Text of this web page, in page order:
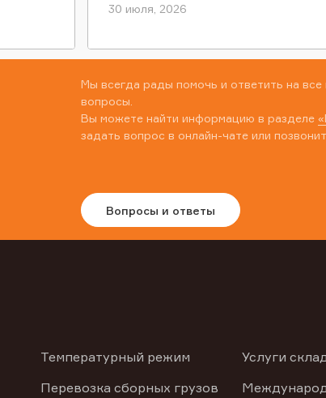
30 июля, 2026
Мы всегда рады помочь и ответить на
вопросы.
Вы можете найти информацию в разделе
задать вопрос в онлайн-чате или
Вопросы и ответы
Температурный режим
Перевозка сборных грузов
Услуги